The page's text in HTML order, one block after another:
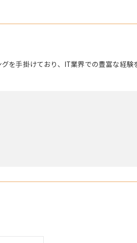
を手掛けており、IT業界での豊富な経験